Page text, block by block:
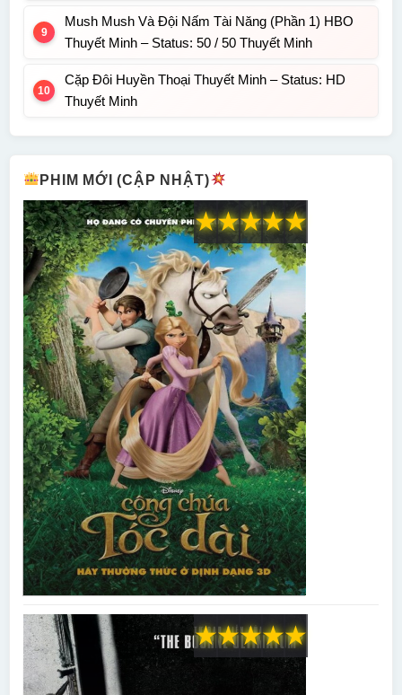
Mush Mush Và Đội Nấm Tài Năng (Phần 1) HBO
Thuyết Minh – Status: 50 / 50 Thuyết Minh
Cặp Đôi Huyền Thoại Thuyết Minh – Status: HD
Thuyết Minh
PHIM MỚI (CẬP NHẬT)
★
★
★
★
★
★
★
★
★
★